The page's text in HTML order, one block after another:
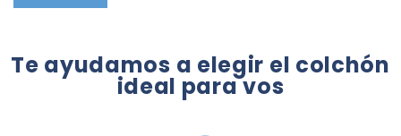
Te ayudamos a elegir el colchón
ideal para vos